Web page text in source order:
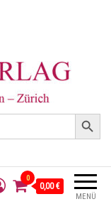
Search Button
MENÜ
0
0,00 €